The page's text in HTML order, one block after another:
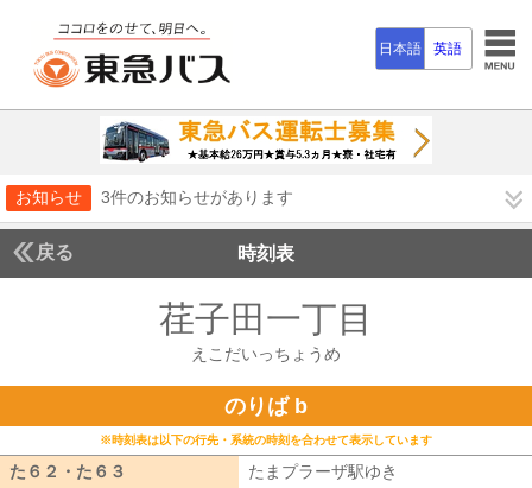
日本語 英語
お知らせ 3件のお知らせがあります
戻る 時刻表
荏子田一丁目
えこだいっちょうめ
のりば b
※時刻表は以下の行先・系統の時刻を合わせて表示しています
た６２・た６３ たまプラーザ駅ゆき